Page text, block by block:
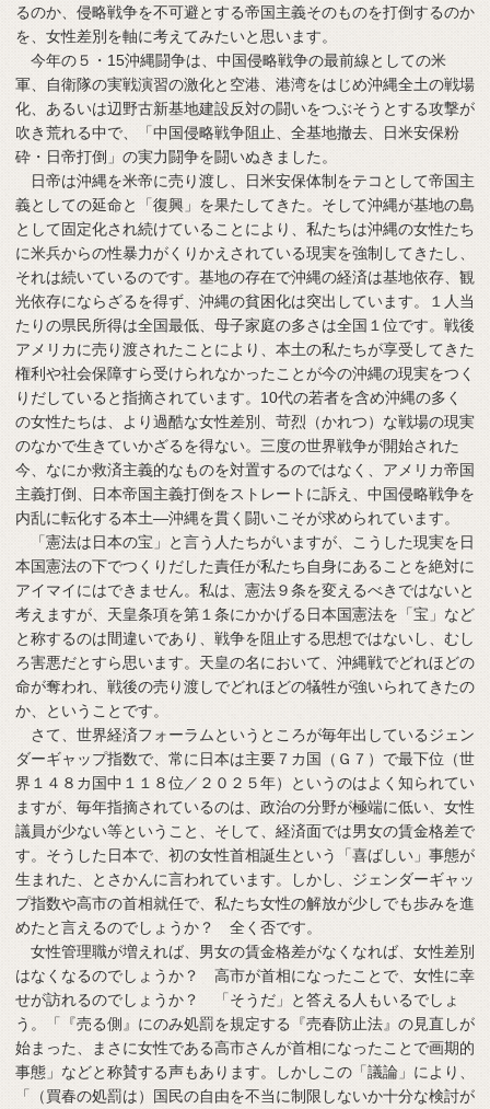
るのか、侵略戦争を不可避とする帝国主義そのものを打倒するのか
を、女性差別を軸に考えてみたいと思います。
今年の５・15沖縄闘争は、中国侵略戦争の最前線としての米
軍、自衛隊の実戦演習の激化と空港、港湾をはじめ沖縄全土の戦場
化、あるいは辺野古新基地建設反対の闘いをつぶそうとする攻撃が
吹き荒れる中で、「中国侵略戦争阻止、全基地撤去、日米安保粉
砕・日帝打倒」の実力闘争を闘いぬきました。
日帝は沖縄を米帝に売り渡し、日米安保体制をテコとして帝国主
義としての延命と「復興」を果たしてきた。そして沖縄が基地の島
として固定化され続けていることにより、私たちは沖縄の女性たち
に米兵からの性暴力がくりかえされている現実を強制してきたし、
それは続いているのです。基地の存在で沖縄の経済は基地依存、観
光依存にならざるを得ず、沖縄の貧困化は突出しています。１人当
たりの県民所得は全国最低、母子家庭の多さは全国１位です。戦後
アメリカに売り渡されたことにより、本土の私たちが享受してきた
権利や社会保障すら受けられなかったことが今の沖縄の現実をつく
りだしていると指摘されています。10代の若者を含め沖縄の多く
の女性たちは、より過酷な女性差別、苛烈（かれつ）な戦場の現実
のなかで生きていかざるを得ない。三度の世界戦争が開始された
今、なにか救済主義的なものを対置するのではなく、アメリカ帝国
主義打倒、日本帝国主義打倒をストレートに訴え、中国侵略戦争を
内乱に転化する本土―沖縄を貫く闘いこそが求められています。
「憲法は日本の宝」と言う人たちがいますが、こうした現実を日
本国憲法の下でつくりだした責任が私たち自身にあることを絶対に
アイマイにはできません。私は、憲法９条を変えるべきではないと
考えますが、天皇条項を第１条にかかげる日本国憲法を「宝」など
と称するのは間違いであり、戦争を阻止する思想ではないし、むし
ろ害悪だとすら思います。天皇の名において、沖縄戦でどれほどの
命が奪われ、戦後の売り渡しでどれほどの犠牲が強いられてきたの
か、ということです。
さて、世界経済フォーラムというところが毎年出しているジェン
ダーギャップ指数で、常に日本は主要７カ国（Ｇ７）で最下位（世
界１４８カ国中１１８位／２０２５年）というのはよく知られてい
ますが、毎年指摘されているのは、政治の分野が極端に低い、女性
議員が少ない等ということ、そして、経済面では男女の賃金格差で
す。そうした日本で、初の女性首相誕生という「喜ばしい」事態が
生まれた、とさかんに言われています。しかし、ジェンダーギャッ
プ指数や高市の首相就任で、私たち女性の解放が少しでも歩みを進
めたと言えるのでしょうか？ 全く否です。
女性管理職が増えれば、男女の賃金格差がなくなれば、女性差別
はなくなるのでしょうか？ 高市が首相になったことで、女性に幸
せが訪れるのでしょうか？ 「そうだ」と答える人もいるでしょ
う。「『売る側』にのみ処罰を規定する『売春防止法』の見直しが
始まった、まさに女性である高市さんが首相になったことで画期的
事態」などと称賛する声もあります。しかしこの「議論」により、
「（買春の処罰は）国民の自由を不当に制限しないか十分な検討が